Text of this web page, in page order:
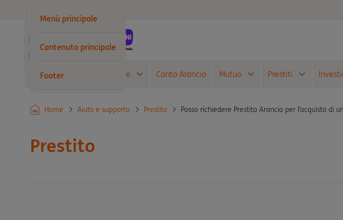
Menù principale
Contenuto principale
Footer
Privati
Wholesale
Conto Corrente Carte Conto Arancio Mutuo Prestiti
Home Aiuto e supporto Prestito Posso richiedere Prestito Arancio per l’acquisto di
Prestito